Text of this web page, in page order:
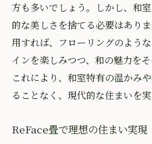
方も多いでしょう。しかし、和
的な美しさを捨てる必要はあり
用すれば、フローリングのよう
インを楽しみつつ、和の魅力をそ
これにより、和室特有の温かみ
ることなく、現代的な住まいを実
ReFace畳で理想の住まい実現